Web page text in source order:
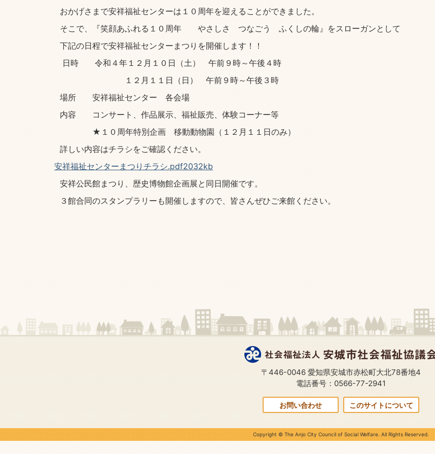
おかげさまで安祥福祉センターは１０周年を迎えることができました。
そこで、『笑顔あふれる１０周年 やさしさ つなごう ふくしの輪』をスローガンとして
下記の日程で安祥福祉センターまつりを開催します！！
日時 令和４年１２月１０日（土） 午前９時～午後４時
１２月１１日（日） 午前９時～午後３時
場所 安祥福祉センター 各会場
内容 コンサート、作品展示、福祉販売、体験コーナー等
★１０周年特別企画 移動動物園（１２月１１日のみ）
詳しい内容はチラシをご確認ください。
安祥福祉センターまつりチラシ.pdf2032kb
安祥公民館まつり、歴史博物館企画展と同日開催です。
３館合同のスタンプラリーも開催しますので、皆さんぜひご来館ください。
〒446-0046 愛知県安城市赤松町大北78番地4
電話番号：0566-77-2941
お問い合わせ このサイトについて
Copyright © The Anjo City Council of Social Welfare. All Rights Reserved.